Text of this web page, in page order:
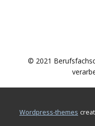
© 2021
wordpress-themes